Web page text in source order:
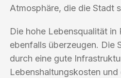
Atmosphäre, die die Stadt
Die hohe Lebensqualität in
ebenfalls überzeugen. Die
durch eine gute
Lebenshaltungskosten